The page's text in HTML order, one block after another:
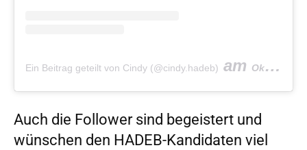
Ein Beitrag geteilt von Cindy (@cindy.hadeb) am Okt 28, 2019 um 2:51 PDT
Auch die Follower sind begeistert und
wünschen den HADEB-Kandidaten viel